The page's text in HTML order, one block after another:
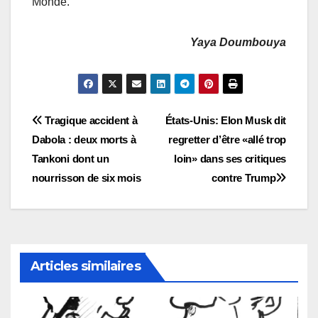
Yaya Doumbouya
Navigation
de
l’article
États-Unis: Elon Musk dit
regretter d’être «allé trop
loin» dans ses critiques
contre Trump
Tragique accident à
Dabola : deux morts à
Tankoni dont un
nourrisson de six mois
Articles similaires